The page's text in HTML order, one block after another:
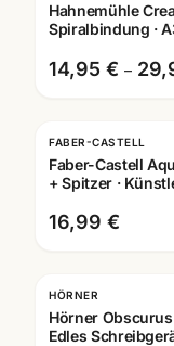
Hahnemühle
Spiralbindung ·
14,95 € –
FABER-CASTELL
Faber-Castell
+ Spitzer ·
16,99 €
Gravur
HÖRNER
Hörner
Edles